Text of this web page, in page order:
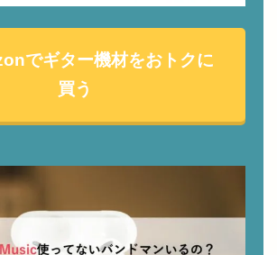
でギター機材をおトクに
買う